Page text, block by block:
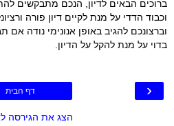
ברוכים הבאים לדיון, הנכם מתבקשים
וכבוד הדדי על מנת לקיים דיון פורה
וברצונכם להגיב באופן אנונימי נודה אם
בדוי על מנת להקל על הדיון.
‹ דף הבית
הצג את הגירסה